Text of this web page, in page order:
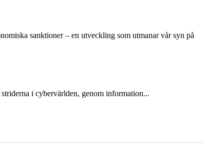
sanktioner – en utveckling som utmanar vår syn på
i cybervärlden, genom information...